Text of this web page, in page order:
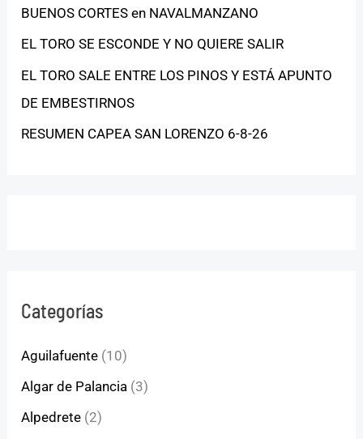
BUENOS CORTES en NAVALMANZANO
EL TORO SE ESCONDE Y NO QUIERE SALIR
EL TORO SALE ENTRE LOS PINOS Y ESTÁ APUNTO
DE EMBESTIRNOS
RESUMEN CAPEA SAN LORENZO 6-8-26
Categorías
Aguilafuente (10)
Algar de Palancia (3)
Alpedrete (2)